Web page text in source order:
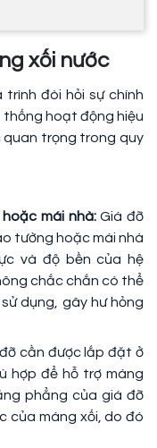
xối nước
đòi hỏi sự chính
hoạt động hiệu
quan trọng trong quy
mái nhà:Giá đỡ
tường hoặc mái nhà
và độ bền của hệ
chắc chắn có thể
dụng, gây hư hỏng
cần được lắp đặt ở
hợp để hỗ trợ máng
phẳng của giá đỡ
của máng xối, do đó